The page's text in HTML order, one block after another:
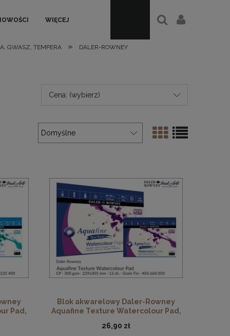
WIĘCEJ
GWASZ, TEMPERA » DALER-ROWNEY
Cena: (wybierz)
Pad,
Blok akwarelowy Daler-Rowney
Aquafine Texture Watercolour Pad,
26,90 zł